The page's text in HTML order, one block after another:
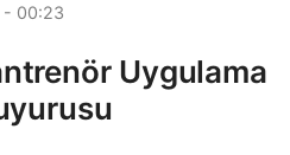
- 00:23
Uygulama